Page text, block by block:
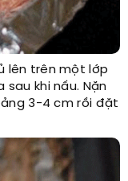
lên trên một lớp
khi nấu. Nặn
3-4 cm rồi đặt